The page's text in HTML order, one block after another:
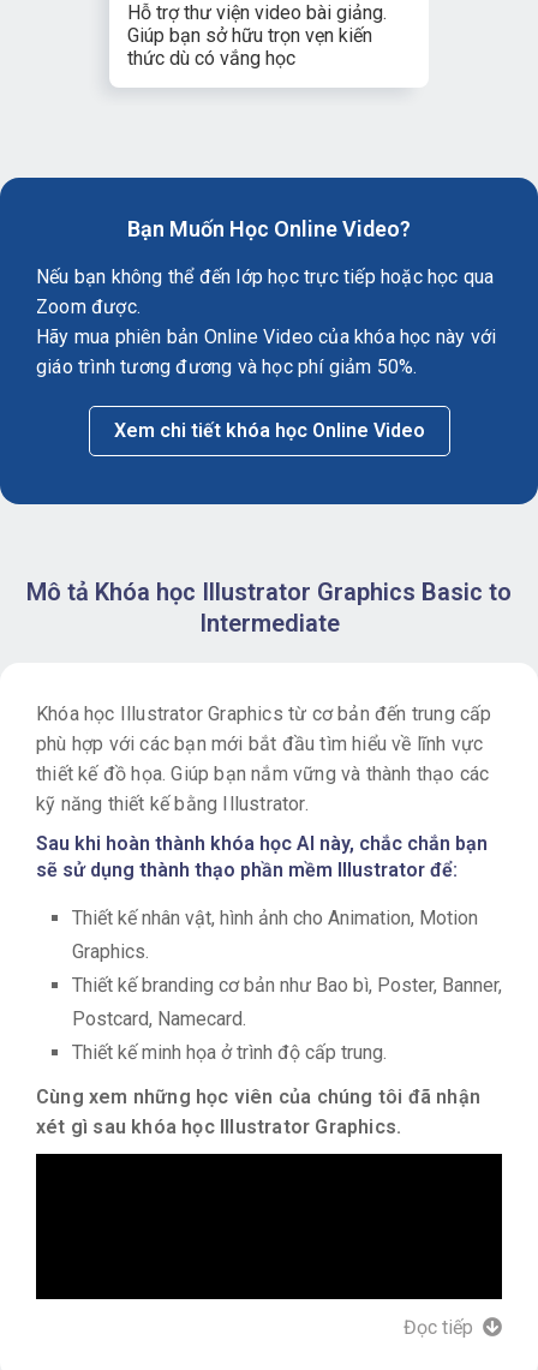
Hỗ trợ thư viện video bài giảng.
Giúp bạn sở hữu trọn vẹn kiến
thức dù có vắng học
Bạn Muốn Học Online Video?
Nếu bạn không thể đến lớp học trực tiếp hoặc học qua
Zoom được.
Hãy mua phiên bản Online Video của khóa học này với
giáo trình tương đương và học phí giảm 50%.
Xem chi tiết khóa học Online Video
Mô tả Khóa học Illustrator Graphics Basic to
Intermediate
Khóa học Illustrator Graphics từ cơ bản đến trung cấp
phù hợp với các bạn mới bắt đầu tìm hiểu về lĩnh vực
thiết kế đồ họa. Giúp bạn nắm vững và thành thạo các
kỹ năng thiết kế bằng Illustrator.
Sau khi hoàn thành khóa học AI này, chắc chắn bạn
sẽ sử dụng thành thạo phần mềm Illustrator để:
Thiết kế nhân vật, hình ảnh cho Animation, Motion
Graphics.
Thiết kế branding cơ bản như Bao bì, Poster, Banner,
Postcard, Namecard.
Thiết kế minh họa ở trình độ cấp trung.
Cùng xem những học viên của chúng tôi đã nhận
xét gì sau khóa học Illustrator Graphics.
Đọc tiếp